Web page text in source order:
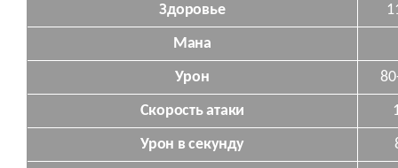
Здоровье
Мана
Урон
Скорость атаки
Урон в секунду